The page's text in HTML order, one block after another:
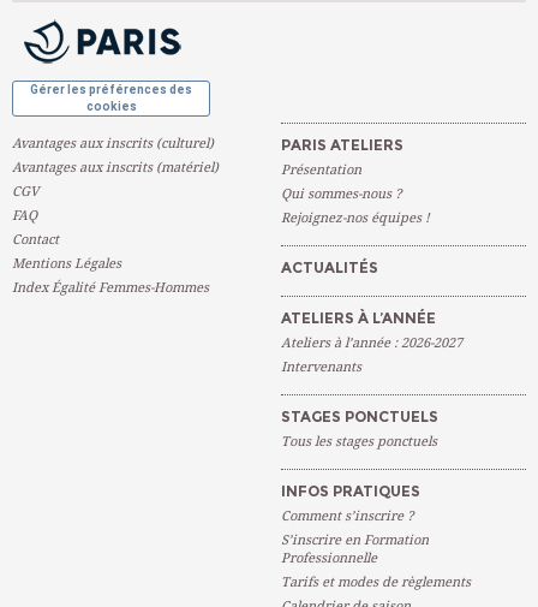
Gérer les préférences des
cookies
Avantages aux inscrits (culturel)
Avantages aux inscrits (matériel)
CGV
FAQ
Contact
Mentions Légales
Index Égalité Femmes-Hommes
PARIS ATELIERS
Présentation
Qui sommes-nous ?
Rejoignez-nos équipes !
ACTUALITÉS
ATELIERS À L’ANNÉE
Ateliers à l’année : 2026-2027
Intervenants
STAGES PONCTUELS
Tous les stages ponctuels
INFOS PRATIQUES
Comment s’inscrire ?
S’inscrire en Formation
Professionnelle
Tarifs et modes de règlements